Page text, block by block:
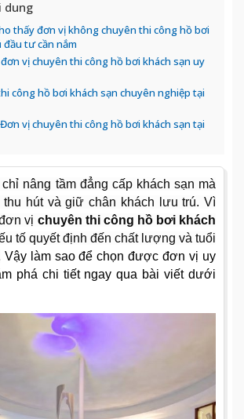
dung
thấy đơn vị không chuyên thi công hồ bơi
đầu tư cần nắm
đơn vị chuyên thi công hồ bơi khách sạn uy
công hồ bơi khách sạn chuyên nghiệp tại
vị chuyên thi công hồ bơi khách sạn tại
nâng tầm đẳng cấp khách sạn mà
thu hút và giữ chân khách lưu trú. Vì
vị chuyên thi công hồ bơi khách
tố quyết định đến chất lượng và tuổi
Vậy làm sao để chọn được đơn vị uy
phá chi tiết ngay qua bài viết dưới